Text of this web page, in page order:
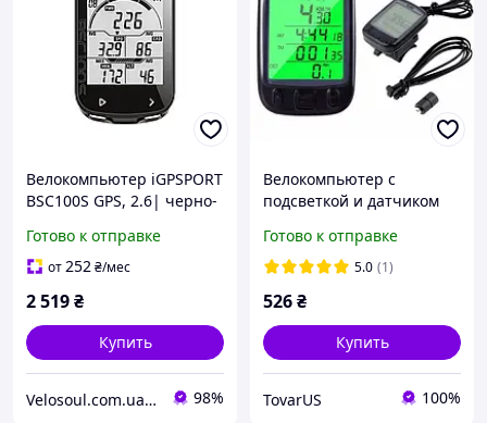
Велокомпьютер iGPSPORT
BSC100S GPS, 2.6| черно-
Bluetooth, IPX7
Готово к отправке
от252₴/мес
2 519₴
Купить
Velosoul.com.ua — магазин качественных велотоваров от известных брендов. 98%
Велокомпьютер с
подсветкой и датчиком
скорости велосипеда
Готово к отправке
5.0 (1)
526₴
Купить
TovarUS 100%